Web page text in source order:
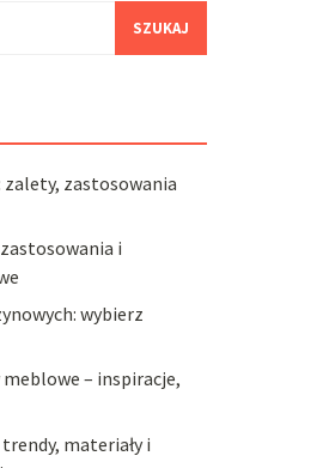
zalety, zastosowania
zastosowania i
wybierz
– inspiracje,
materiały i